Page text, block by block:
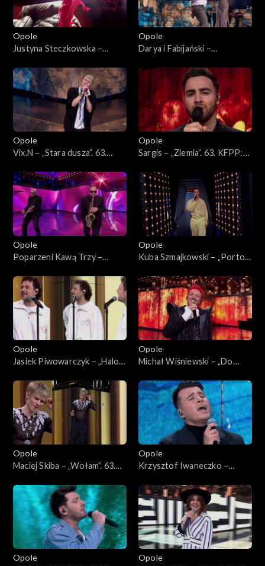
Opole
Justyna Steczkowska –
karę”, Oko za oko”, „Stu
policjantów”. 63. KFPP:
Koncert „Premiery”
Opole
Darya i Fabijański –
Koncert „Premiery”
Opole
Vix.N – „Stara dusza”. 63.
Opole
Sargis – „Ziemia”. 63. KFPP:
Opole
Poparzeni Kawą Trzy –
Koncert „Premiery”
Opole
Kuba Szmajkowski – „Porto”.
„Premiery”
Opole
Jasiek Piwowarczyk – „Halo
„Premiery”
Opole
Michał Wiśniewski – „Do
Koncert „Premiery”
Opole
Maciej Skiba – „Wołam”. 63.
Opole
Krzysztof Iwaneczko –
Koncert „Premiery”
Opole
Opole